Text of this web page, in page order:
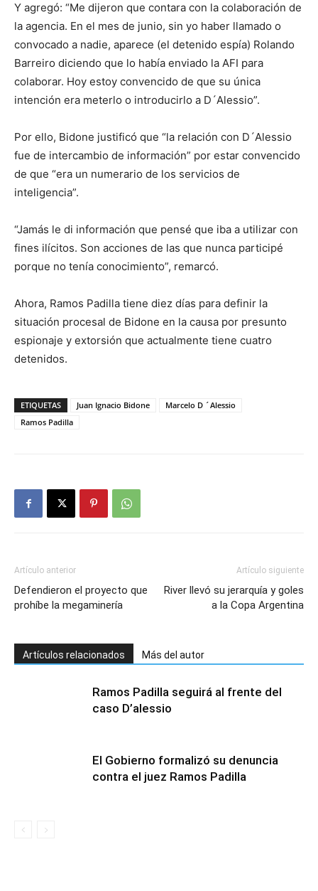
Y agregó: “Me dijeron que contara con la colaboración de
la agencia. En el mes de junio, sin yo haber llamado o
convocado a nadie, aparece (el detenido espía) Rolando
Barreiro diciendo que lo había enviado la AFI para
colaborar. Hoy estoy convencido de que su única
intención era meterlo o introducirlo a D´Alessio”.
Por ello, Bidone justificó que “la relación con D´Alessio
fue de intercambio de información” por estar convencido
de que “era un numerario de los servicios de
inteligencia”.
“Jamás le di información que pensé que iba a utilizar con
fines ilícitos. Son acciones de las que nunca participé
porque no tenía conocimiento”, remarcó.
Ahora, Ramos Padilla tiene diez días para definir la
situación procesal de Bidone en la causa por presunto
espionaje y extorsión que actualmente tiene cuatro
detenidos.
ETIQUETAS Juan Ignacio Bidone
Marcelo D ´Alessio
Ramos Padilla
Artículo anterior
Defendieron el proyecto que
prohíbe la megaminería
Artículo siguiente
River llevó su jerarquía y goles
a la Copa Argentina
Artículos relacionados Más del autor
Ramos Padilla seguirá al frente del
caso D’alessio
El Gobierno formalizó su denuncia
contra el juez Ramos Padilla